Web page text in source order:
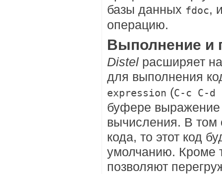
базы данных fdoc,
операцию.
Выполнение и
Distel расширяет
для выполнения
expression (C-c C-
буфере выражение
вычисления. В том
кода, то этот код
умолчанию. Кроме
позволяют